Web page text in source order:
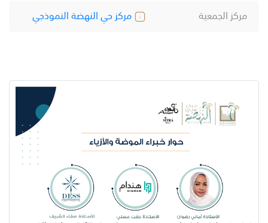
مركز الجمعية
مركز حي النهضة النموذجي